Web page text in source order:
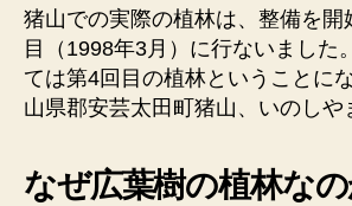
猪山での実際の植林は、整備を開
目（1998年3月）に行ないました
ては第4回目の植林ということに
山県郡安芸太田町猪山、いのしや
なぜ広葉樹の植林な